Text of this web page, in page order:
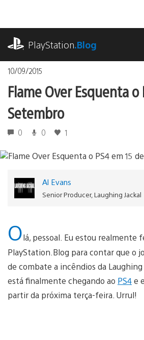
o
conteúdoPlayStation.Blog
10/09/2015
Flame Over Esquenta o
Setembro
0 0 1
Al Evans
Senior Producer, Laughing Jackal
Olá, pessoal. Eu estou realmente
PlayStation.Blog para contar que o
de combate a incêndios da Laughing
está finalmente chegando ao PS4e
partir da próxima terça-feira. Urrul!